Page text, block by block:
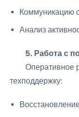
Коммуникацию
Анализ
5. Работа с
Оперативное
техподдержку: